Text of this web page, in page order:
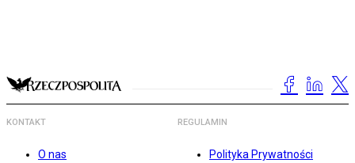
KONTAKT
O nas
REGULAMIN
Polityka Prywatności